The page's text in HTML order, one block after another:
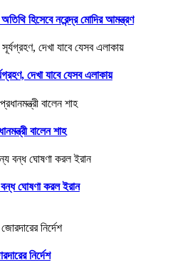
হিসেবে নরেন্দ্র মোদির আমন্ত্রণ
দেখা যাবে যেসব এলাকায়
বালেন শাহ
বন্ধ ঘোষণা করল ইরান
নির্দেশ